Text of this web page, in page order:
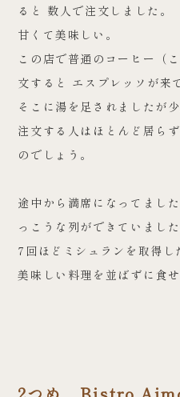
ると 数人で注文しました。
甘くて美味しい。
この店で普通のコーヒー（
文すると エスプレッソが来
そこに湯を足されましたが少
注文する人はほとんど居ら
のでしょう。
途中から満席になってまし
っこうな列ができていました
7回ほどミシュランを取得し
美味しい料理を並ばずに食